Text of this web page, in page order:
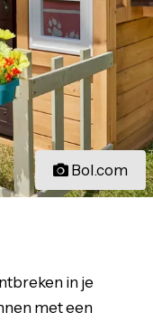
Bol.com
in je
met een